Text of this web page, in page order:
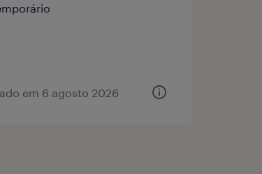
em 6 agosto 2026